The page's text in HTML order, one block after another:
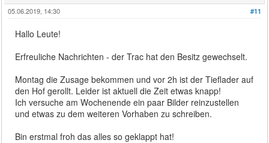
#11
05.06.2019, 14:30
Hallo Leute!
Erfreuliche Nachrichten - der Trac hat den Besitz gewechselt.
Montag die Zusage bekommen und vor 2h ist der Tieflader auf
den Hof gerollt. Leider ist aktuell die Zeit etwas knapp!
Ich versuche am Wochenende ein paar Bilder reinzustellen
und etwas zu dem weiteren Vorhaben zu schreiben.
Bin erstmal froh das alles so geklappt hat!